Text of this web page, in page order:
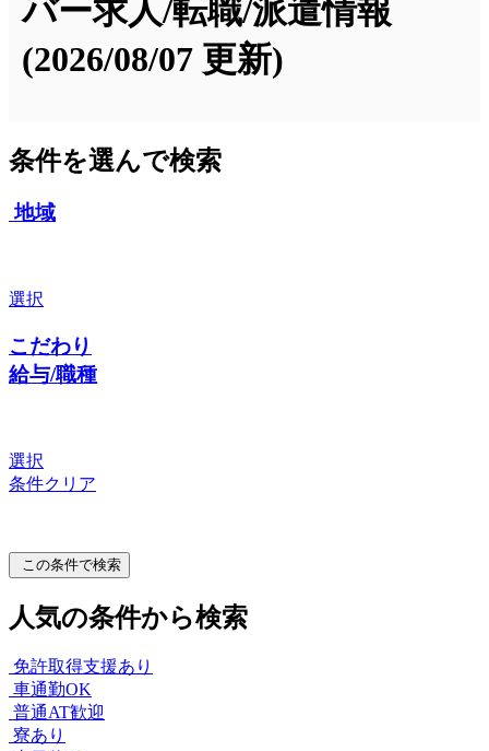
バー求人/転職/派遣情報
(2026/08/07 更新)
条件を選んで検索
地域
選択
こだわり
給与/職種
選択
条件クリア
この条件で検索
人気の条件から検索
免許取得支援あり
車通勤OK
普通AT歓迎
寮あり